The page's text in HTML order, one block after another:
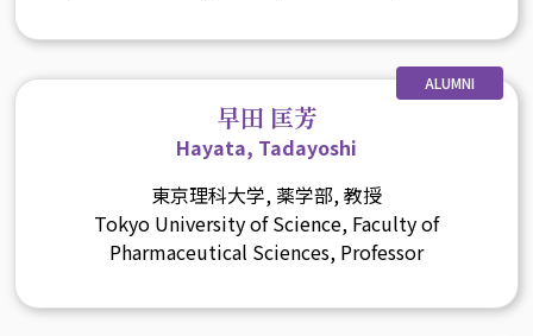
ALUMNI
早田 匡芳
Hayata, Tadayoshi
東京理科大学, 薬学部, 教授
Tokyo University of Science, Faculty of
Pharmaceutical Sciences, Professor